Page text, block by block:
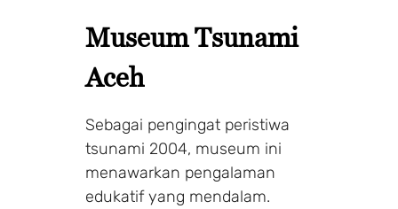
Museum Tsunami
Aceh
Sebagai pengingat peristiwa
tsunami 2004, museum ini
menawarkan pengalaman
edukatif yang mendalam.